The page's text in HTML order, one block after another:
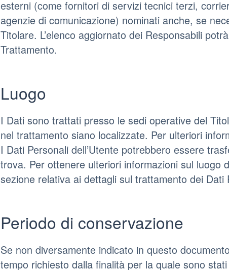
esterni (come fornitori di servizi tecnici terzi,
agenzie di comunicazione) nominati anche, se
Titolare. L’elenco aggiornato dei Responsabili
Trattamento.
Luogo
I Dati sono trattati presso le sedi operative del
nel trattamento siano localizzate. Per ulteriori
I Dati Personali dell’Utente potrebbero essere
trova. Per ottenere ulteriori informazioni sul luogo
sezione relativa ai dettagli sul trattamento dei Dati
Periodo di conservazione
Se non diversamente indicato in questo
tempo richiesto dalla finalità per la quale sono